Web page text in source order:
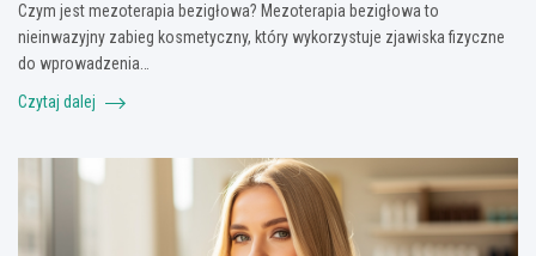
Czym jest mezoterapia bezigłowa? Mezoterapia bezigłowa to
nieinwazyjny zabieg kosmetyczny, który wykorzystuje zjawiska fizyczne
do wprowadzenia…
Czytaj dalej